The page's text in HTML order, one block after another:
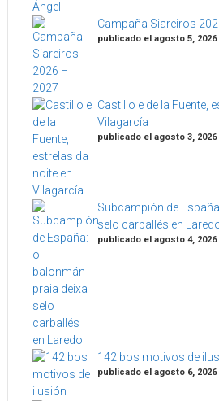
Campaña Siareiros
publicado el agosto 5, 2026
Castillo e de la Fuente,
Vilagarcía
publicado el agosto 3, 2026
Subcampión de
selo carballés en
publicado el agosto 4, 2026
142 bos motivos de
publicado el agosto 6, 2026